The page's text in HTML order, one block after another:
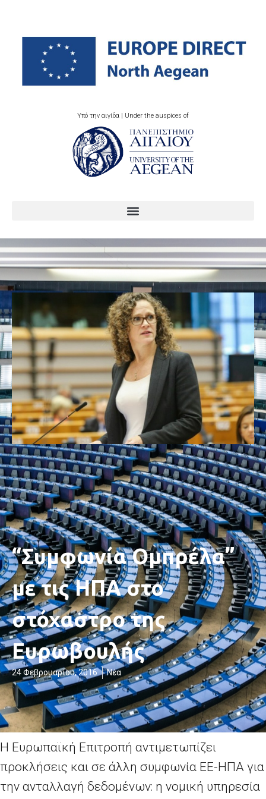
Υπό την αιγίδα | Under the auspices of
“Συμφωνία Ομπρέλα”
με τις ΗΠΑ στο
στόχαστρο της
Ευρωβουλής
24 Φεβρουαρίου, 2016 Νέα
Η Ευρωπαϊκή Επιτροπή αντιμετωπίζει
προκλήσεις και σε άλλη συμφωνία ΕΕ-ΗΠΑ για
την ανταλλαγή δεδομένων: η νομική υπηρεσία